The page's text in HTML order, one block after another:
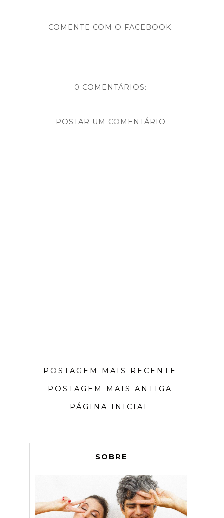
COMENTE COM O FACEBOOK:
0 COMENTÁRIOS:
POSTAR UM COMENTÁRIO
POSTAGEM MAIS RECENTE
POSTAGEM MAIS ANTIGA
PÁGINA INICIAL
SOBRE